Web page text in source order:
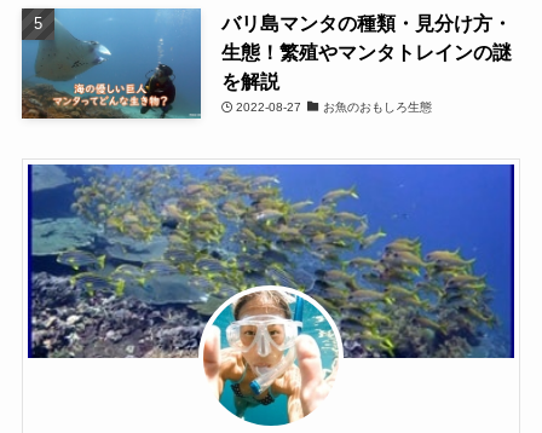
バリ島マンタの種類・見分け方・
生態！繁殖やマンタトレインの謎
を解説
2022-08-27 お魚のおもしろ生態